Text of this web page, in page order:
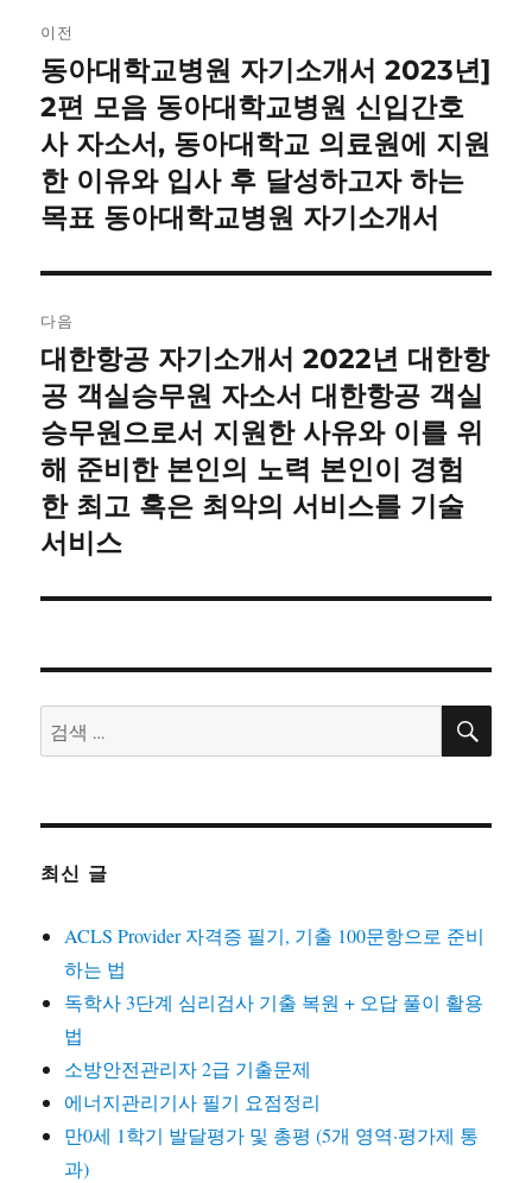
내
비
게
이
이전
이
전
글:
동아대학교병원 자기소개서 2023년]
2편 모음 동아대학교병원 신입간호
사 자소서, 동아대학교 의료원에 지원
한 이유와 입사 후 달성하고자 하는
목표 동아대학교병원 자기소개서
다음
다
음
글:
대한항공 자기소개서 2022년 대한항
공 객실승무원 자소서 대한항공 객실
승무원으로서 지원한 사유와 이를 위
해 준비한 본인의 노력 본인이 경험
한 최고 혹은 최악의 서비스를 기술
서비스
검
색:
검
최신 글
ACLS Provider 자격증 필기, 기출 100문항으로 준비
하는 법
독학사 3단계 심리검사 기출 복원 + 오답 풀이 활용
법
소방안전관리자 2급 기출문제
에너지관리기사 필기 요점정리
만0세 1학기 발달평가 및 총평 (5개 영역·평가제 통
과)